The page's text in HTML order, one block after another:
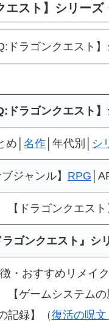
スト】シリーズ
ドラゴンクエスト
ドラゴンクエスト
め│ 名作 │年代別│ シ
ブジャンル】 RPG
【ドラゴンクエスト
ラゴンクエスト』シ
・おすすめリメイク
【ゲームシステムの
記録】（復活の呪